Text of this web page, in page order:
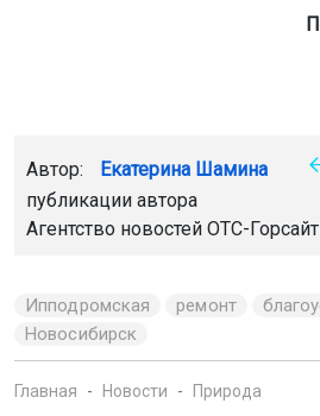
Автор: Екатерина Шамина
публикации автора
Агентство новостей ОТС-Горсайт
Ипподромская ремонт
Новосибирск
Главная Новости Природа